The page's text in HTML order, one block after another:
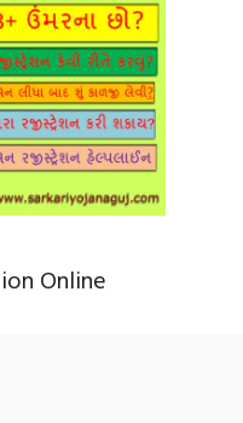
Online